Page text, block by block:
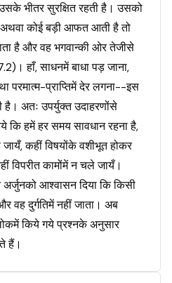
भीतर सुरक्षित रहती है। उसको
कोई बड़ी आफत आती है तो
है और वह भगवान्की ओर तेजीसे
हाँ, साधनमें बाधा पड़ जाना,
परमात्म-प्राप्तिमें देर लगना--इस
अतः उपर्युक्त उदाहरणोंसे
कि हमें हर समय सावधान रहना है,
कहीं विषयोंके वशीभूत होकर
विपरीत कामोंमें न चले जायँ।
आश्वासन दिया कि किसी
वह दुर्गतिमें नहीं जाता। अब
किये गये प्रश्नके अनुसार
हैं।